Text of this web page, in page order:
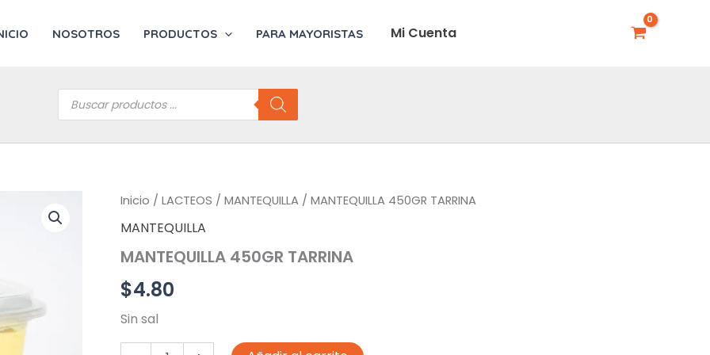
NOSOTROS PRODUCTOS PARA MAYORISTAS Mi Cuenta
Inicio / LACTEOS / MANTEQUILLA / MANTEQUILLA 450GR TARRINA
MANTEQUILLA
MANTEQUILLA 450GR TARRINA
$4.80
Sin sal
MANTEQUILLA